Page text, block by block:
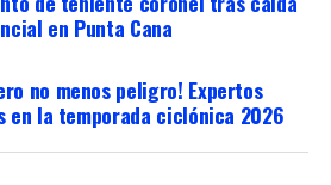
en Punta Cana
no menos peligro! Expertos
en la temporada ciclónica 2026